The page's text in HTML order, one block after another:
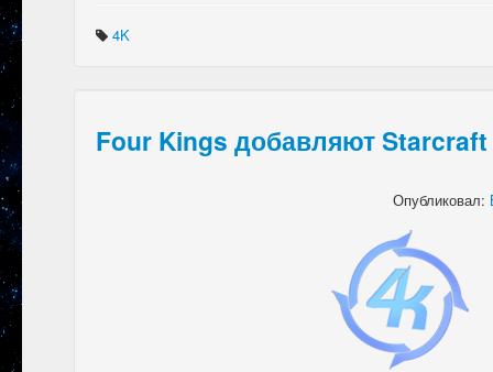
4K
Four Kings добавляют Starcraft
Опубликовал: